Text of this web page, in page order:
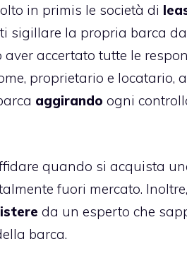
in primis le società di
sigillare la propria barca
accertato tutte le
proprietario e locatario,
aggirando ogni
quando si acquista
fuori mercato.
da un esperto che
barca.